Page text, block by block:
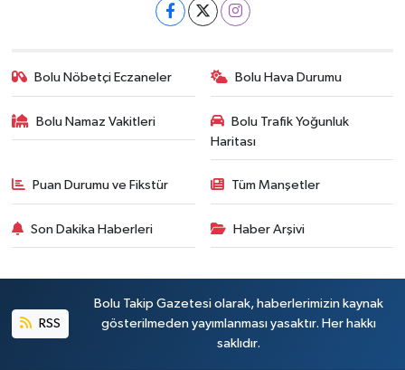
Bolu Nöbetçi Eczaneler Bolu Hava Durumu
Bolu Namaz Vakitleri
Bolu Trafik Yoğunluk
Haritası
Puan Durumu ve Fikstür Tüm Manşetler
Son Dakika Haberleri Haber Arşivi
RSS
Bolu Takip Gazetesi olarak, haberlerimizin kaynak
gösterilmeden yayımlanması yasaktır. Her hakkı
saklıdır.